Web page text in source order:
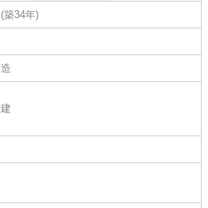
築34年)